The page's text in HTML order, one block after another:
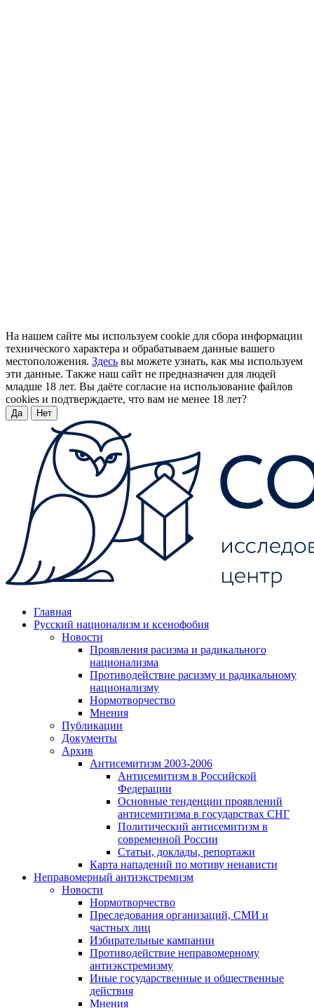
На нашем сайте мы используем cookie для сбора информации
технического характера и обрабатываем данные вашего
местоположения. Здесь вы можете узнать, как мы используем
эти данные. Также наш сайт не предназначен для людей
младше 18 лет. Вы даёте согласие на использование файлов
cookies и подтверждаете, что вам не менее 18 лет?
Да Нет
Главная
Русский национализм и ксенофобия
Новости
Проявления расизма и радикального
национализма
Противодействие расизму и радикальному
национализму
Нормотворчество
Мнения
Публикации
Документы
Архив
Антисемитизм 2003-2006
Антисемитизм в Российской
Федерации
Основные тенденции проявлений
антисемитизма в государствах СНГ
Политический антисемитизм в
современной России
Статьи, доклады, репортажи
Карта нападений по мотиву ненависти
Неправомерный антиэкстремизм
Новости
Нормотворчество
Преследования организаций, СМИ и
частных лиц
Избирательные кампании
Противодействие неправомерному
антиэкстремизму
Иные государственные и общественные
действия
Мнения